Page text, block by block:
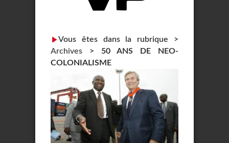
Vous êtes dans la rubrique >
Archives > 50 ANS DE NEO-
COLONIALISME